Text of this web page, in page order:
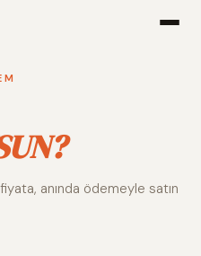
Alım
anında ödemeyle satın